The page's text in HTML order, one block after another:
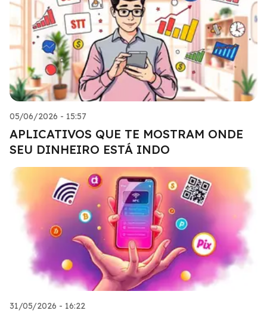
05/06/2026 - 15:57
APLICATIVOS QUE TE MOSTRAM ONDE
SEU DINHEIRO ESTÁ INDO
31/05/2026 - 16:22